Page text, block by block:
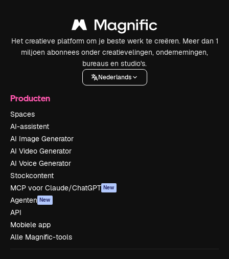
Het creatieve platform om je beste werk te creëren. Meer dan 1
miljoen abonnees onder creatievelingen, ondernemingen,
bureaus en studio's.
Nederlands
Producten
Spaces
AI-assistent
AI Image Generator
AI Video Generator
AI Voice Generator
Stockcontent
MCP voor Claude/ChatGPT New
Agenten New
API
Mobiele app
Alle Magnific-tools